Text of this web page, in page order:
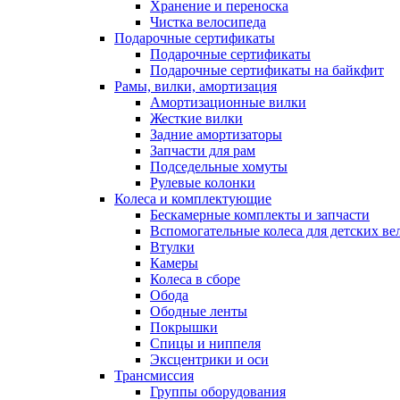
Хранение и переноска
Чистка велосипеда
Подарочные сертификаты
Подарочные сертификаты
Подарочные сертификаты на байкфит
Рамы, вилки, амортизация
Амортизационные вилки
Жесткие вилки
Задние амортизаторы
Запчасти для рам
Подседельные хомуты
Рулевые колонки
Колеса и комплектующие
Бескамерные комплекты и запчасти
Вспомогательные колеса для детских
Втулки
Камеры
Колеса в сборе
Обода
Ободные ленты
Покрышки
Спицы и ниппеля
Эксцентрики и оси
Трансмиссия
Группы оборудования